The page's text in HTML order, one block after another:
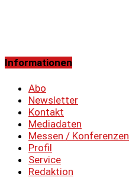
Informationen
Abo
Newsletter
Kontakt
Mediadaten
Messen / Konferenzen
Profil
Service
Redaktion